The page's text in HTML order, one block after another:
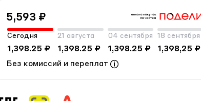
5,593 ₽
Сегодня
1,398.25 ₽
21 августа
1,398.25 ₽
04 сентября
1,398.25 ₽
18 сентября
1,398,25 ₽
Без комиссий и переплат